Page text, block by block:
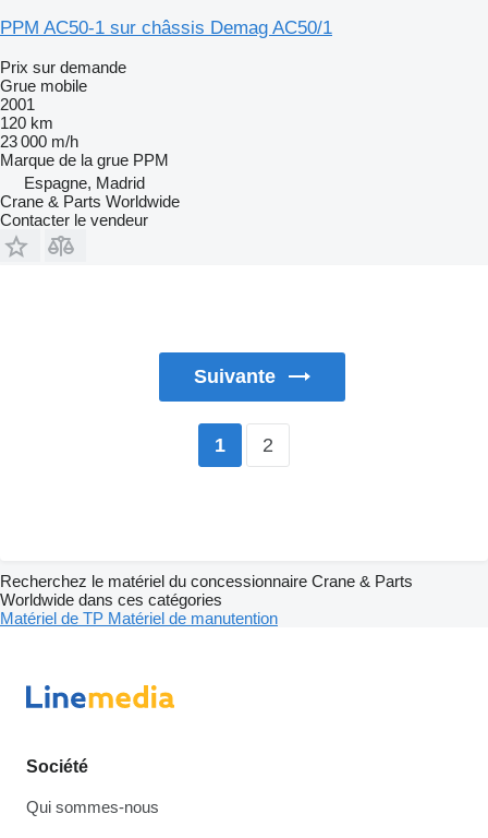
PPM AC50-1 sur châssis Demag AC50/1
Prix sur demande
Grue mobile
2001
120 km
23 000 m/h
Marque de la grue PPM
Espagne, Madrid
Crane & Parts Worldwide
Contacter le vendeur
Suivante
1 2
Recherchez le matériel du concessionnaire Crane & Parts
Worldwide dans ces catégories
Matériel de TP Matériel de manutention
Société
Qui sommes-nous